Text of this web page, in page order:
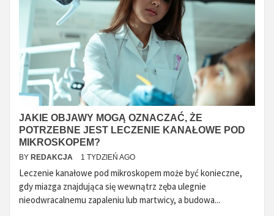
JAKIE OBJAWY MOGĄ OZNACZAĆ, ŻE
POTRZEBNE JEST LECZENIE KANAŁOWE POD
MIKROSKOPEM?
BY REDAKCJA 1 TYDZIEŃ AGO
Leczenie kanałowe pod mikroskopem może być konieczne,
gdy miazga znajdująca się wewnątrz zęba ulegnie
nieodwracalnemu zapaleniu lub martwicy, a budowa...